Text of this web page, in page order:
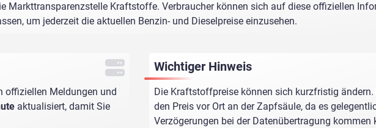
Markttransparenzstelle Kraftstoffe. Verbraucher können sich auf diese offiziellen
um jederzeit die aktuellen Benzin- und Dieselpreise einzusehen.
offiziellen Meldungen und
aktualisiert, damit Sie
Wichtiger Hinweis
Die Kraftstoffpreise können sich kurzfristig ändern.
den Preis vor Ort an der Zapfsäule, da es
Verzögerungen bei der Datenübertragung kommen